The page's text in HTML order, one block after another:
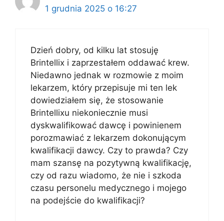
1 grudnia 2025 o 16:27
Dzień dobry, od kilku lat stosuję
Brintellix i zaprzestałem oddawać krew.
Niedawno jednak w rozmowie z moim
lekarzem, który przepisuje mi ten lek
dowiedziałem się, że stosowanie
Brintellixu niekoniecznie musi
dyskwalifikować dawcę i powinienem
porozmawiać z lekarzem dokonującym
kwalifikacji dawcy. Czy to prawda? Czy
mam szansę na pozytywną kwalifikację,
czy od razu wiadomo, że nie i szkoda
czasu personelu medycznego i mojego
na podejście do kwalifikacji?